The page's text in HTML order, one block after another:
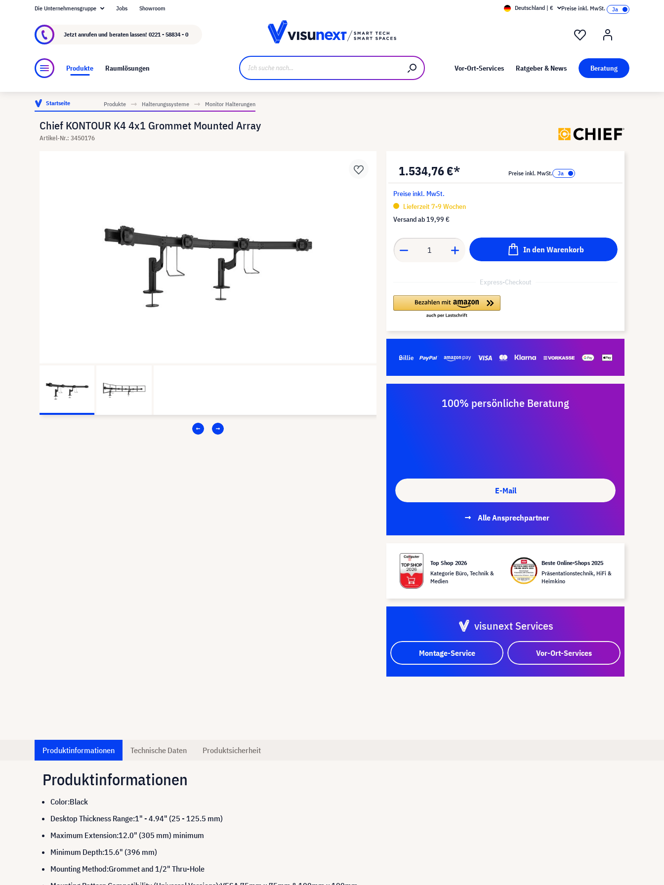
Über visunext.de Kunst bei visunext
Die Unternehmensgruppe Jobs Showroom Deutschland | € Preise inkl. MwSt.
Jetzt anrufen und beraten lassen! 0221 - 58834 - 0
Produkte Raumlösungen Vor-Ort-Services Ratgeber & News Beratung
Startseite Produkte Halterungssysteme Monitor Halterungen
Chief KONTOUR K4 4x1 Grommet Mounted Array
Artikel-Nr.: 3450176
1.534,76 €* Preise inkl. MwSt.
Preise inkl. MwSt.
Lieferzeit 7-9 Wochen
Versand ab 19,99 €
In den Warenkorb
Express-Checkout
100% persönliche Beratung
E-Mail
Alle Ansprechpartner
Top Shop 2026
Kategorie Büro, Technik &
Medien
Beste Online-Shops 2025
Präsentationstechnik, HiFi &
Heimkino
visunext Services
Montage-Service Vor-Ort-Services
Produktinformationen Technische Daten Produktsicherheit
Produktinformationen
Color:Black
Desktop Thickness Range:1" - 4.94" (25 - 125.5 mm)
Maximum Extension:12.0" (305 mm) minimum
Minimum Depth:15.6" (396 mm)
Mounting Method:Grommet and 1/2" Thru-Hole